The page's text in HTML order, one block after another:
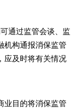
通过监管会谈、监
机构通报消保监管
应及时将有关情况
业目的将消保监管